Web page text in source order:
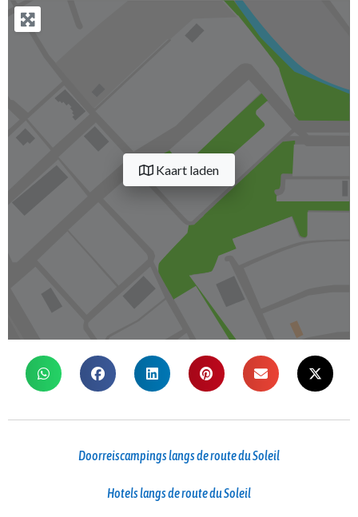
Kaart laden
Doorreiscampings langs de route du Soleil
Hotels langs de route du Soleil